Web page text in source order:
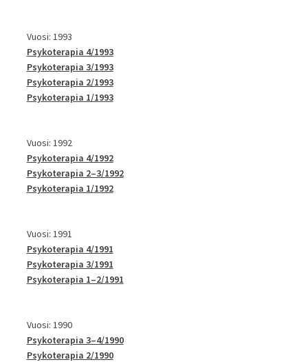
Vuosi: 1993
Psykoterapia 4/1993
Psykoterapia 3/1993
Psykoterapia 2/1993
Psykoterapia 1/1993
Vuosi: 1992
Psykoterapia 4/1992
Psykoterapia 2–3/1992
Psykoterapia 1/1992
Vuosi: 1991
Psykoterapia 4/1991
Psykoterapia 3/1991
Psykoterapia 1–2/1991
Vuosi: 1990
Psykoterapia 3–4/1990
Psykoterapia 2/1990